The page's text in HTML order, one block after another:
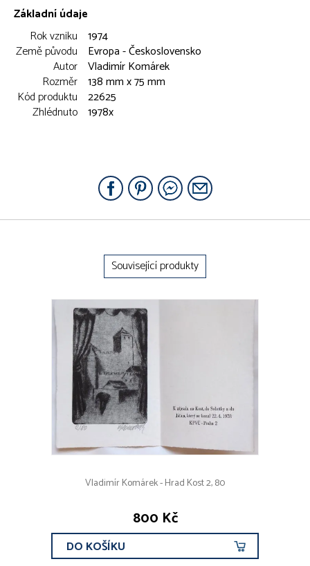
Základní údaje
Rok vzniku 1974
Země původu
Evropa - Československo
Autor Vladimír Komárek
Rozměr 138 mm x 75 mm
Kód produktu 22625
Zhlédnuto 1978x
Související produkty
Vladimír Komárek - Hrad Kost 2, 80
800 Kč
DO KOŠÍKU